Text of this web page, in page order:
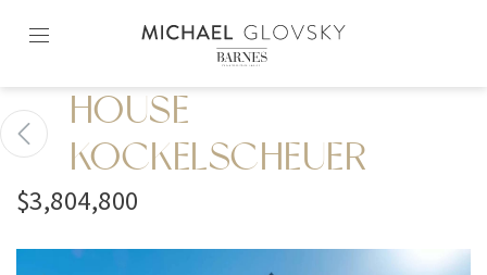
content2
HOUSE
KOCKELSCHEUER
$3,804,800